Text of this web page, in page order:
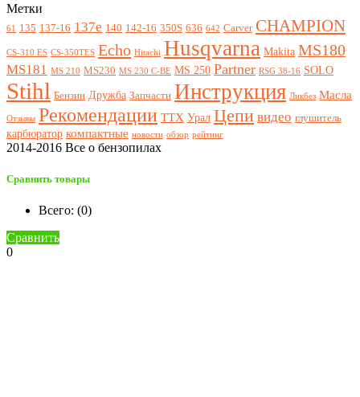
Метки
61 135 137-16 137e 140 142-16 350S 636 642 Carver CHAMPION
CS-310 ES CS-350TES Echo Hitachi Husqvarna Makita MS180
MS181 MS 210 MS230 MS 230 C-BE MS 250 Partner RSG 38-16 SOLO
Stihl Бензин Дружба Запчасти Инструкция Ликбез Масла
Отзывы Рекомендации ТТХ Урал Цепи видео глушитель
карбюратор компактные новости обзор рейтинг
2014-2016 Все о бензопилах
Сравнить товары
Всего: (0)
Сравнить
0